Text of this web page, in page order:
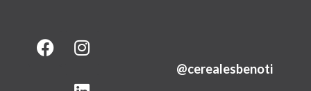
F
a
I
n
L
i
@cerealesbenoti